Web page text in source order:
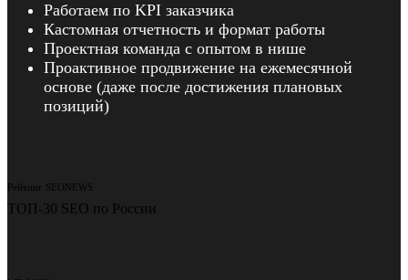
Работаем по KPI заказчика
Кастомная отчетность и формат работы
Проектная команда с опытом в нише
Проактивное продвижение на ежемесячной
основе (даже после достижения плановых
позиций)
Рейтинг SEONEWS
ТОП-30 SEO по России